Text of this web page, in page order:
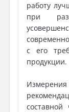
работу
при
с его
продукции.
составной